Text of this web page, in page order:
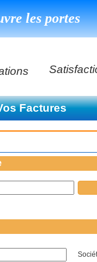
les portes
Formation
Audit
Factures
liste des
liste des